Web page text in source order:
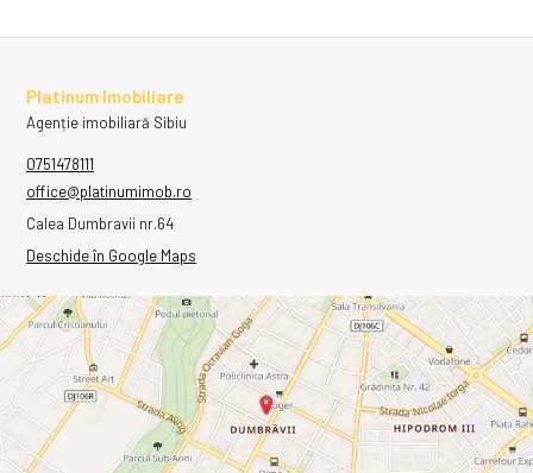
Platinum Imobiliare
Agenție imobiliară Sibiu
0751478111
office@platinumimob.ro
Calea Dumbravii nr.64
Deschide în Google Maps